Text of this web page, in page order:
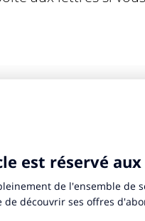
si vous avez des
aux lettres si vous
examinent les
tous les traitements. Ce
chacun d’entre nous.